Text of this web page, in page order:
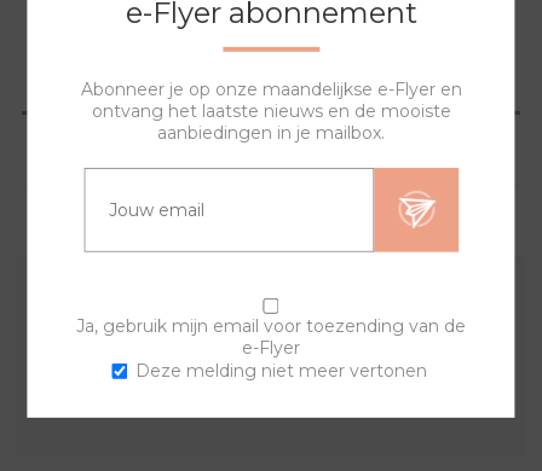
OVERZICHT
SPECIFICATIES
Met deze sierring en een van de banden kan je zelf je
eigen horloge samenstellen. De lyric sierring bestaat uit
een print op de achterkant van een doorzichtige acryl
e-Flyer abonnement
Abonneer je op onze maandelijkse e-Flyer en
ontvang het laatste nieuws en de mooiste
aanbiedingen in je mailbox.
Ja, gebruik mijn email voor toezending van de
e-Flyer
Deze melding niet meer vertonen